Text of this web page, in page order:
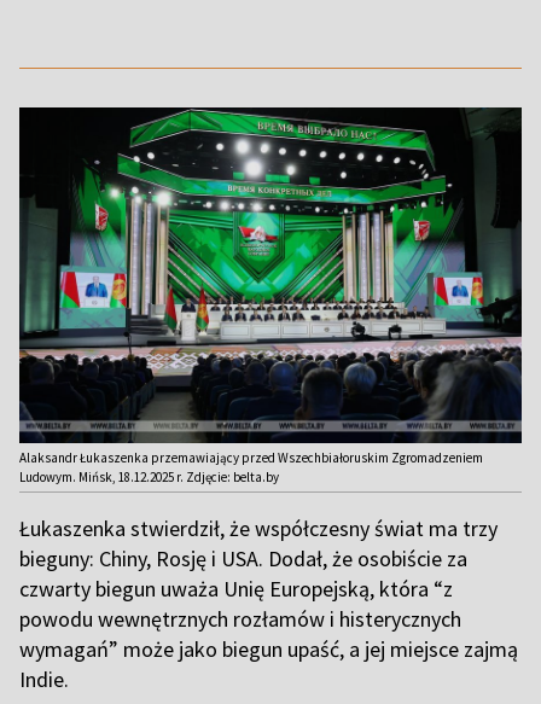
Alaksandr Łukaszenka przemawiający przed Wszechbiałoruskim Zgromadzeniem
Ludowym. Mińsk, 18.12.2025 r. Zdjęcie: belta.by
Łukaszenka stwierdził, że współczesny świat ma trzy
bieguny: Chiny, Rosję i USA. Dodał, że osobiście za
czwarty biegun uważa Unię Europejską, która “z
powodu wewnętrznych rozłamów i histerycznych
wymagań” może jako biegun upaść, a jej miejsce zajmą
Indie.